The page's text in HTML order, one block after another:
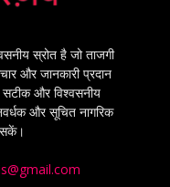
स्रोत है जो ताजगी
और जानकारी प्रदान
सटीक और विश्वसनीय
और सूचित नागरिक